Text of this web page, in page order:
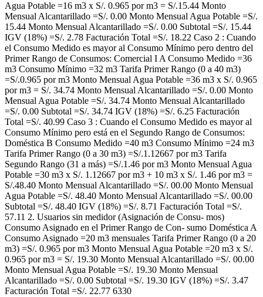
Agua Potable =16 m3 x S/. 0.965 por m3 = S/.15.44 Monto
Mensual Alcantarillado =S/. 0.00 Monto Mensual Agua Potable =S/.
15.44 Monto Mensual Alcantarillado =S/. 0.00 Subtotal =S/. 15.44
IGV (18%) =S/. 2.78 Facturación Total =S/. 18.22 Caso 2 : Cuando
el Consumo Medido es mayor al Consumo Mínimo pero dentro del
Primer Rango de Consumos: Comercial I A Consumo Medido =36
m3 Consumo Mínimo =32 m3 Tarifa Primer Rango (0 a 40 m3)
=S/.0.965 por m3 Monto Mensual Agua Potable =36 m3 x S/. 0.965
por m3 = S/. 34.74 Monto Mensual Alcantarillado =S/. 0.00 Monto
Mensual Agua Potable =S/. 34.74 Monto Mensual Alcantarillado
=S/. 0.00 Subtotal =S/. 34.74 IGV (18%) =S/. 6.25 Facturación
Total =S/. 40.99 Caso 3 : Cuando el Consumo Medido es mayor al
Consumo Mínimo pero está en el Segundo Rango de Consumos:
Doméstica B Consumo Medido =40 m3 Consumo Mínimo =24 m3
Tarifa Primer Rango (0 a 30 m3) =S/.1.12667 por m3 Tarifa
Segundo Rango (31 a más) =S/.1.46 por m3 Monto Mensual Agua
Potable =30 m3 x S/. 1.12667 por m3 + 10 m3 x S/. 1.46 por m3 =
S/.48.40 Monto Mensual Alcantarillado =S/. 00.00 Monto Mensual
Agua Potable =S/. 48.40 Monto Mensual Alcantarillado =S/. 00.00
Subtotal =S/. 48.40 IGV (18%) =S/. 8.71 Facturación Total =S/.
57.11 2. Usuarios sin medidor (Asignación de Consu- mos)
Consumo Asignado en el Primer Rango de Con- sumo Doméstica A
Consumo Asignado =20 m3 mensuales Tarifa Primer Rango (0 a 20
m3) =S/. 0.965 por m3 Monto Mensual Agua Potable =20 m3 x S/.
0.965 por m3 = S/. 19.30 Monto Mensual Alcantarillado =S/. 00.00
Monto Mensual Agua Potable =S/. 19.30 Monto Mensual
Alcantarillado =S/. 0.00 Subtotal =S/. 19.30 IGV (18%) =S/. 3.47
Facturación Total =S/. 22.77 6330